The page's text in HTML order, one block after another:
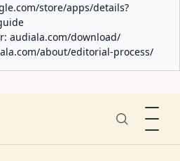
store/apps/details?
audiala.com/download/
about/editorial-process/